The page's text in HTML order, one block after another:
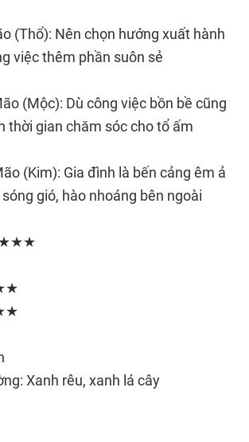
(Thổ): Nên chọn hướng xuất hành
việc thêm phần suôn sẻ
(Mộc): Dù công việc bồn bề cũng
thời gian chăm sóc cho tổ ấm
(Kim): Gia đình là bến cảng êm ả
gió, hào nhoáng bên ngoài
Xanh rêu, xanh lá cây